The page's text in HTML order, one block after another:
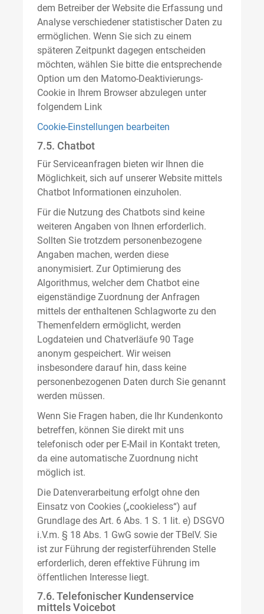
dem Betreiber der Website die Erfassung und
Analyse verschiedener statistischer Daten zu
ermöglichen. Wenn Sie sich zu einem
späteren Zeitpunkt dagegen entscheiden
möchten, wählen Sie bitte die entsprechende
Option um den Matomo-Deaktivierungs-
Cookie in Ihrem Browser abzulegen unter
folgendem Link
Cookie-Einstellungen bearbeiten
7.5. Chatbot
Für Serviceanfragen bieten wir Ihnen die
Möglichkeit, sich auf unserer Website mittels
Chatbot Informationen einzuholen.
Für die Nutzung des Chatbots sind keine
weiteren Angaben von Ihnen erforderlich.
Sollten Sie trotzdem personenbezogene
Angaben machen, werden diese
anonymisiert. Zur Optimierung des
Algorithmus, welcher dem Chatbot eine
eigenständige Zuordnung der Anfragen
mittels der enthaltenen Schlagworte zu den
Themenfeldern ermöglicht, werden
Logdateien und Chatverläufe 90 Tage
anonym gespeichert. Wir weisen
insbesondere darauf hin, dass keine
personenbezogenen Daten durch Sie genannt
werden müssen.
Wenn Sie Fragen haben, die Ihr Kundenkonto
betreffen, können Sie direkt mit uns
telefonisch oder per E-Mail in Kontakt treten,
da eine automatische Zuordnung nicht
möglich ist.
Die Datenverarbeitung erfolgt ohne den
Einsatz von Cookies („cookieless“) auf
Grundlage des Art. 6 Abs. 1 S. 1 lit. e) DSGVO
i.V.m. § 18 Abs. 1 GwG sowie der TBelV. Sie
ist zur Führung der registerführenden Stelle
erforderlich, deren effektive Führung im
öffentlichen Interesse liegt.
7.6. Telefonischer Kundenservice
mittels Voicebot